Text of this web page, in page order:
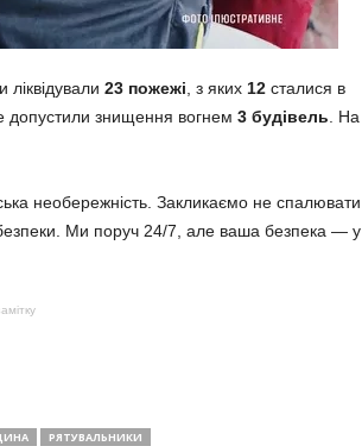
23 пожежі , з яких 12сталися в
допустили знищення вогнем 3 будівель . На
необережність. Закликаємо не спалювати
Ми поруч 24/7, але ваша безпека — у
РЯТУВАЛЬНИКИ